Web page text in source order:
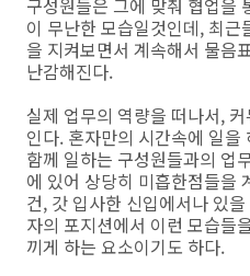
구성원들은 그에 맞춰 협업을
이 무난한 모습일것인데, 최
을 지켜보면서 계속해서 물음
난감해진다.
실제 업무의 역량을 떠나서,
인다. 혼자만의 시간속에 일
함께 일하는 구성원들과의 업
에 있어 상당히 미흡한점들을
건, 갓 입사한 신입에서나 있
자의 포지션에서 이런 모습들
끼게 하는 요소이기도 하다.